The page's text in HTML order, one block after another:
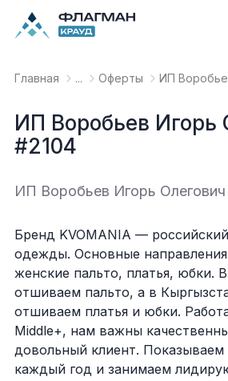
Главная ... Оферты ИП
ИП Воробьев Игорь
#2104
ИП Воробьев Игорь Олегович
Бренд KVOMANIA —
одежды. Основные
женские пальто, платья, юбки.
отшиваем пальто, а в
отшиваем платья и юбки.
Middle+, нам важны
довольный клиент. Показываем
каждый год и занимаем